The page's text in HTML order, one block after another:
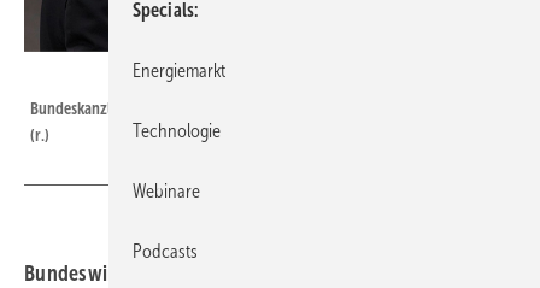
Bundeskanzler Olaf Scholz und Bundeswirtschaftsminister Robert Habeck
(r.)
Bundeswirtschaftsminister bestätigt schnellere
Specials
Energiemarkt
Technologie
Webinare
Podcasts